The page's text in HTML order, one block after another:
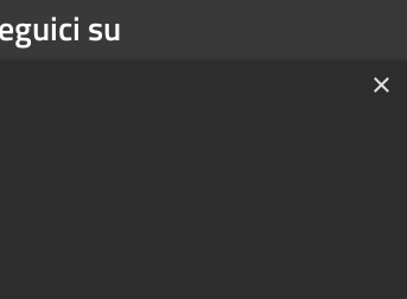
su
Metropolitana di Milano • Powered by
×